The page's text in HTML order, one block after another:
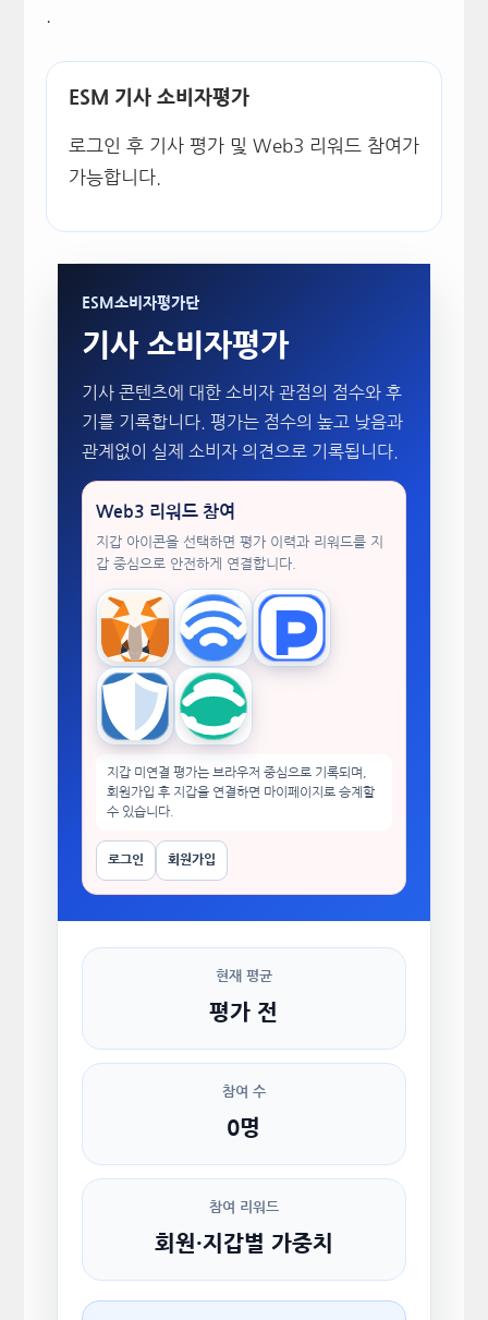
ESM 기사 소비자평가
로그인 후 기사 평가 및 Web3 리워드 참여가
가능합니다.
ESM소비자평가단
기사 소비자평가
기사 콘텐츠에 대한 소비자 관점의 점수와 후
기를 기록합니다. 평가는 점수의 높고 낮음과
관계없이 실제 소비자 의견으로 기록됩니다.
Web3 리워드 참여
지갑 아이콘을 선택하면 평가 이력과 리워드를 지
갑 중심으로 안전하게 연결합니다.
MetaMask WalletConnectTokenPocket
Trust Wallet imToken
지갑 미연결 평가는 브라우저 중심으로 기록되며,
회원가입 후 지갑을 연결하면 마이페이지로 승계할
수 있습니다.
로그인 회원가입
현재 평균
평가 전
참여 수
0명
참여 리워드
회원·지갑별 가중치